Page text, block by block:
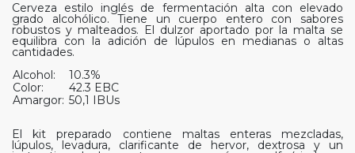
Cerveza estilo inglés de fermentación alta con elevado
grado alcohólico. Tiene un cuerpo entero con sabores
robustos y malteados. El dulzor aportado por la malta se
equilibra con la adición de lúpulos en medianas o altas
cantidades.
Alcohol:
10.3%
Color:
42.3 EBC
Amargor: 50,1 IBUs
El kit preparado contiene maltas enteras mezcladas,
lúpulos, levadura, clarificante de hervor, dextrosa y un